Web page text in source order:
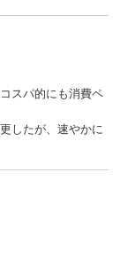
スパ的にも消費ペ
したが、速やかに